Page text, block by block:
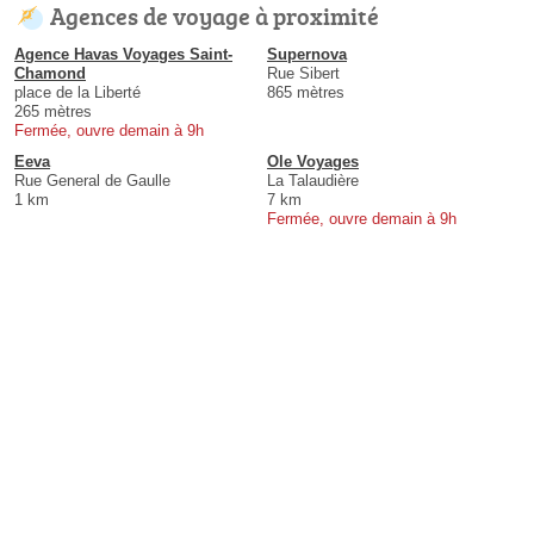
Agences de voyage à proximité
Agence Havas Voyages Saint-
Chamond
place de la Liberté
265 mètres
Fermée, ouvre demain à 9h
Supernova
Rue Sibert
865 mètres
Eeva
Rue General de Gaulle
1 km
Ole Voyages
La Talaudière
7 km
Fermée, ouvre demain à 9h